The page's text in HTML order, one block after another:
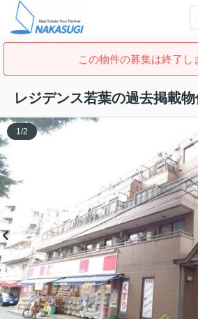
この物件の募集は終了し
レジデンス若葉の過去掲載
1/2